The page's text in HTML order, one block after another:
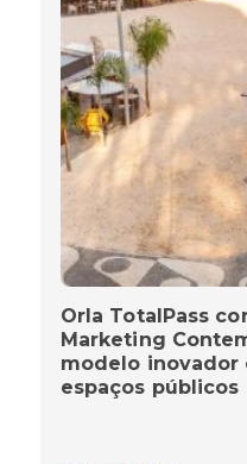
Orla TotalPass
Marketing
modelo inovador
espaços públicos